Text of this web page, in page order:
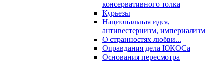
консервативного толка
Курьезы
Национальная идея,
антивестернизм, империализм
О странностях любви...
Оправдания дела ЮКОСа
Основания пересмотра